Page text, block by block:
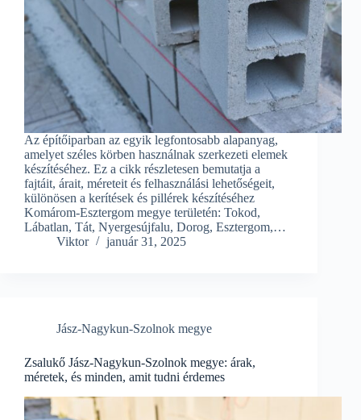
Az építőiparban az egyik legfontosabb alapanyag,
amelyet széles körben használnak szerkezeti elemek
készítéséhez. Ez a cikk részletesen bemutatja a
fajtáit, árait, méreteit és felhasználási lehetőségeit,
különösen a kerítések és pillérek készítéséhez
Komárom-Esztergom megye területén: Tokod,
Lábatlan, Tát, Nyergesújfalu, Dorog, Esztergom,…
Viktor
január 31, 2025
Jász-Nagykun-Szolnok megye
Zsalukő Jász-Nagykun-Szolnok megye: árak,
méretek, és minden, amit tudni érdemes